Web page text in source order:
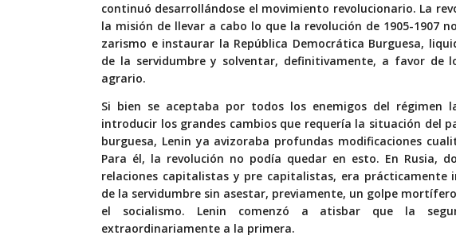
continuó desarrollándose el movimiento revolucionario. La
la misión de llevar a cabo lo que la revolución de 1905-1907
zarismo e instaurar la República Democrática Burguesa,
de la servidumbre y solventar, definitivamente, a favor de
agrario.
Si bien se aceptaba por todos los enemigos del régimen
introducir los grandes cambios que requería la situación del
burguesa, Lenin ya avizoraba profundas modificaciones
Para él, la revolución no podía quedar en esto. En Rusia,
relaciones capitalistas y pre capitalistas, era prácticamente
de la servidumbre sin asestar, previamente, un golpe
el socialismo. Lenin comenzó a atisbar que la
extraordinariamente a la primera.